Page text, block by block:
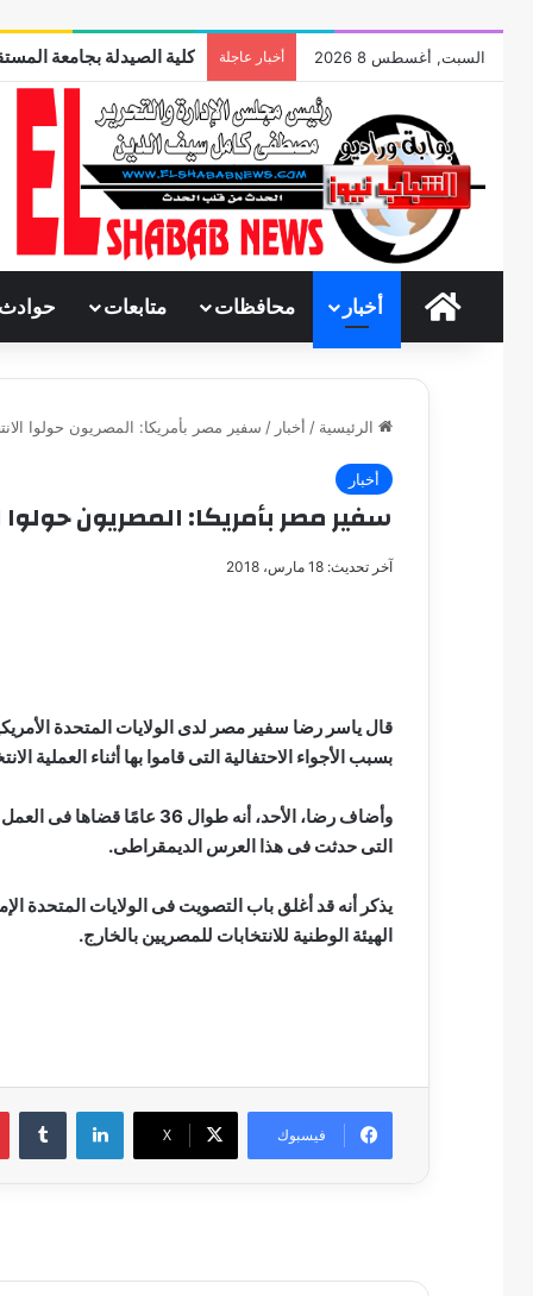
السبت, أغسطس 8 2026 أخبار عاجلة كلية الصيدلة بجامعة
الرئيسية
أخبار محافظات متابعات حوادث
الرئيسية / أخبار / سفير مصر بأمريكا: المصريون حولوا
أخبار
سفير مصر بأمريكا: المصريون
آخر تحديث: 18 مارس، 2018
قال ياسر رضا سفير مصر لدى الولايات المتحدة
بسبب الأجواء الاحتفالية التى قاموا بها أثناء العملية
وأضاف رضا، الأحد، أنه طوال
التى حدثت فى هذا العرس الديمقراطى.
يذكر أنه قد أغلق باب التصويت فى الولايات المتحدة
الهيئة الوطنية للانتخابات للمصريين بالخارج.
فيسبوك ‫X
لينكدإن
سيف
الدين
….
مايسه
عطوه
القرن
21
مصطفى كامل
مايسه عطوه